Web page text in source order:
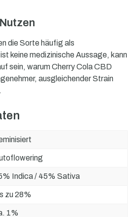
die Sorte häufig als
keine medizinische Aussage, kann
sein, warum Cherry Cola CBD
ausgleichender Strain
Indica / 45% Sativa
zu 28%
1%